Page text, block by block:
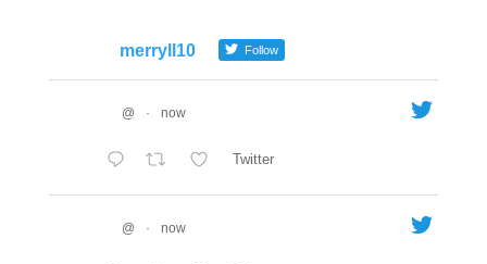
merryll10 Follow
@ · now
Twitter
@ · now